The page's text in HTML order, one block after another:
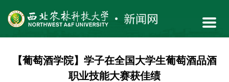
【葡萄酒学院】学子在全国大学生葡萄酒品酒
职业技能大赛获佳绩